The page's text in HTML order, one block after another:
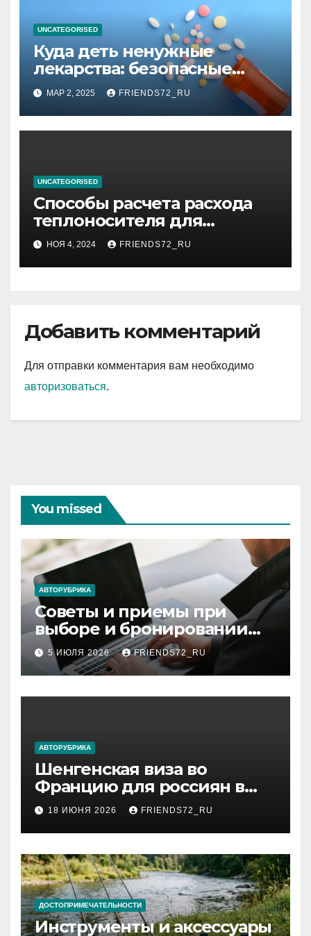
UNCATEGORISED
Куда деть ненужные
лекарства: безопасные
способы утилизации
МАР 2, 2025 FRIENDS72_RU
UNCATEGORISED
Способы расчета расхода
теплоносителя для
системы отопления
НОЯ 4, 2024 FRIENDS72_RU
Добавить комментарий
Для отправки комментария вам необходимо
авторизоваться.
You missed
АВТОРУБРИКА
Советы и приемы при
выборе и бронировании
авиабилетов
5 ИЮЛЯ 2026 FRIENDS72_RU
АВТОРУБРИКА
Шенгенская виза во
Францию для россиян в
2026 году: сроки от 3 дней
и список необходимых
документов
18 ИЮНЯ 2026 FRIENDS72_RU
ДОСТОПРИМЕЧАТЕЛЬНОСТИ
Инструменты и аксессуары